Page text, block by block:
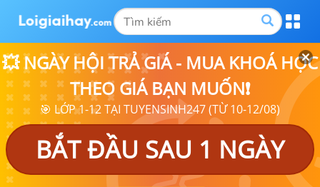
💥 NGÀY HỘI TRẢ GIÁ - MUA KHOÁ HỌC
THEO GIÁ BẠN MUỐN❗
🎯 LỚP 1-12 TẠI TUYENSINH247 (TỪ 10-12/08)
BẮT ĐẦU SAU 1 NGÀY